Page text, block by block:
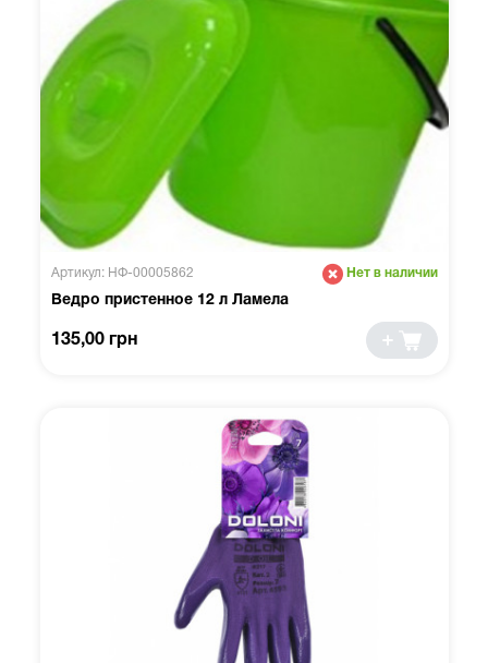
Артикул: НФ-00005862 Нет в наличии
Ведро пристенное 12 л Ламела
135,00 грн